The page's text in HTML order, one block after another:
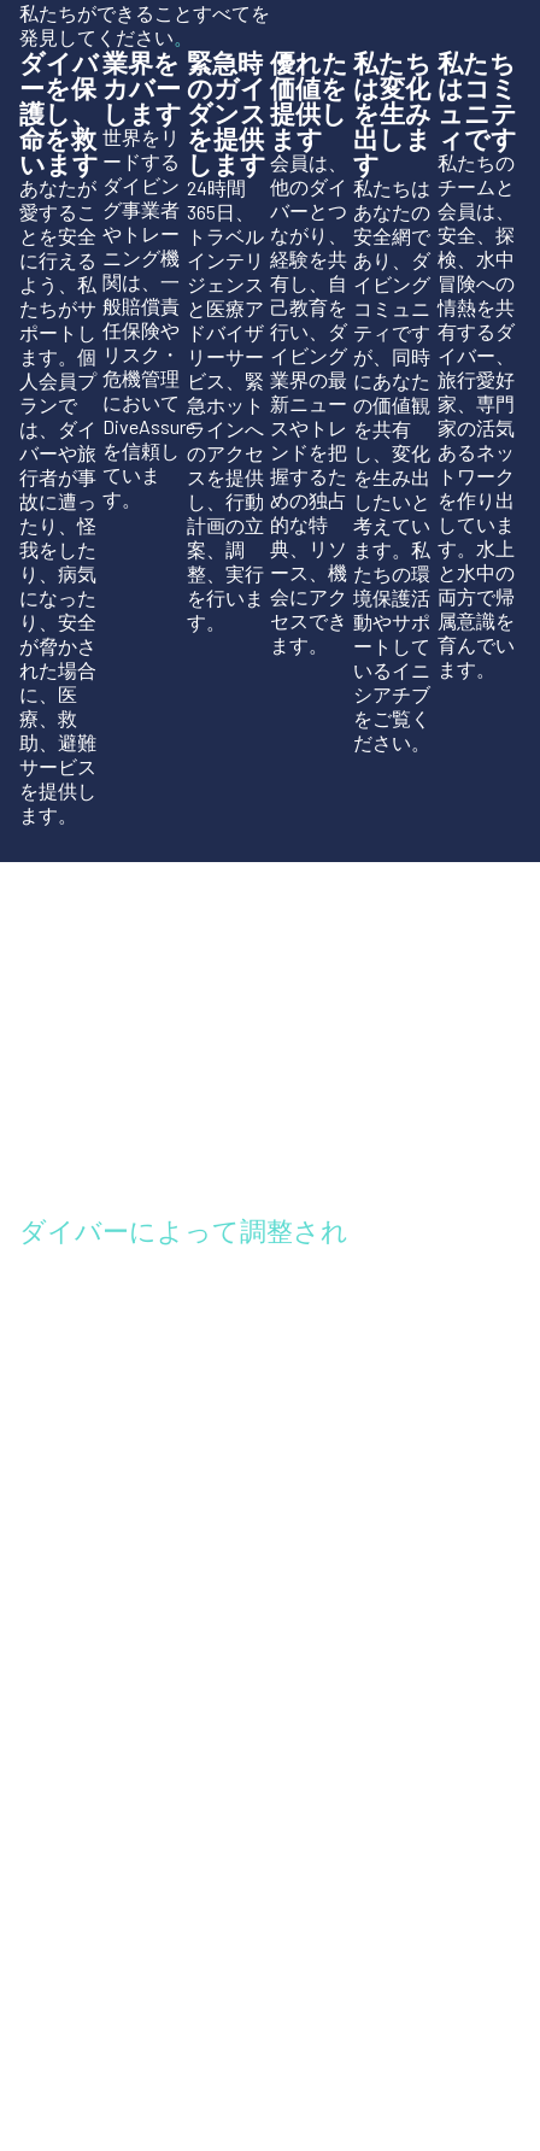
私たちができることすべてを
発見してください。
ダイバ
ーを保
護し、
命を救
います
あなたが
愛するこ
とを安全
に行える
よう、私
たちがサ
ポートし
ます。個
人会員プ
ランで
は、ダイ
バーや旅
行者が事
故に遭っ
たり、怪
我をした
り、病気
になった
り、安全
が脅かさ
れた場合
に、医
療、救
助、避難
サービス
を提供し
ます。
業界を
カバー
します
世界をリ
ードする
ダイビン
グ事業者
やトレー
ニング機
関は、一
般賠償責
任保険や
リスク・
危機管理
において
DiveAssure
を信頼し
ていま
す。
緊急時
のガイ
ダンス
を提供
します
24時間
365日、
トラベル
インテリ
ジェンス
と医療ア
ドバイザ
リーサー
ビス、緊
急ホット
ラインへ
のアクセ
スを提供
し、行動
計画の立
案、調
整、実行
を行いま
す。
優れた
価値を
提供し
ます
会員は、
他のダイ
バーとつ
ながり、
経験を共
有し、自
己教育を
行い、ダ
イビング
業界の最
新ニュー
スやトレ
ンドを把
握するた
めの独占
的な特
典、リソ
ース、機
会にアク
セスでき
ます。
私たち
は変化
を生み
出しま
す
私たちは
あなたの
安全網で
あり、ダ
イビング
コミュニ
ティです
が、同時
にあなた
の価値観
を共有
し、変化
を生み出
したいと
考えてい
ます。私
たちの環
境保護活
動やサポ
ートして
いるイニ
シアチブ
をご覧く
ださい。
私たち
はコミ
ュニテ
ィです
私たちの
チームと
会員は、
安全、探
検、水中
冒険への
情熱を共
有するダ
イバー、
旅行愛好
家、専門
家の活気
あるネッ
トワーク
を作り出
していま
す。水上
と水中の
両方で帰
属意識を
育んでい
ます。
ダイバーによって調整され